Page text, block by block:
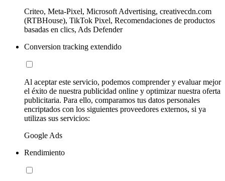
Criteo, Meta-Pixel, Microsoft Advertising, creativecdn.com
(RTBHouse), TikTok Pixel, Recomendaciones de productos
basadas en clics, Ads Defender
Conversion tracking extendido
Al aceptar este servicio, podemos comprender y evaluar mejor
el éxito de nuestra publicidad online y optimizar nuestra oferta
publicitaria. Para ello, comparamos tus datos personales
encriptados con los siguientes proveedores externos, si ya
utilizas sus servicios:
Google Ads
Rendimiento